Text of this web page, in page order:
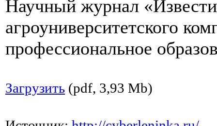
Научный журнал
агроуниверситетского
профессиональное
Загрузить (pdf, 3,93 Mb)